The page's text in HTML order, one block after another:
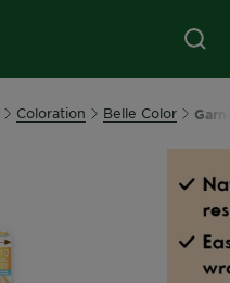
Coloration Belle Color